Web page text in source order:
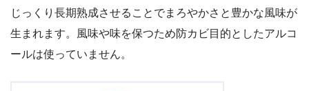
じっくり長期熟成させることでまろやかさと豊かな風味が
生まれます。風味や味を保つため防カビ目的としたアルコ
ールは使っていません。